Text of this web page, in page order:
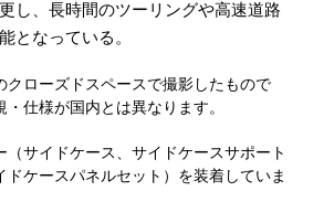
し、長時間のツーリングや高速道路
となっている。
クローズドスペースで撮影したもので
・仕様が国内とは異なります。
（サイドケース、サイドケースサポート
ドケースパネルセット）を装着していま